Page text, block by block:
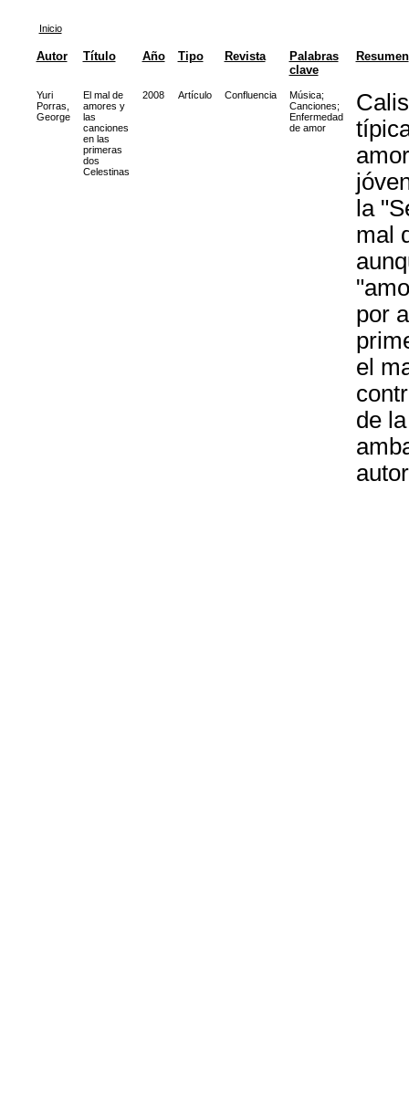
Inicio
Autor Título Año Tipo Revista
Palabras
clave
Resumen
Yuri
Porras,
George
El mal de
amores y
las
canciones
en las
primeras
dos
Celestinas
2008 Artículo Confluencia Música;
Canciones;
Enfermedad
de amor
la
mal
por
el
de